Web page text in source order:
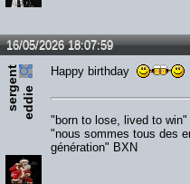
16/05/2026 18:07:59
s
e
rg
e
n
t
e
d
d
ie
Happy birthday
"born to lose, lived to win"
"nous sommes tous des
génération" BXN